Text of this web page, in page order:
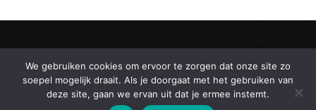
Over ons Contact
Algemene voorwaarden
We gebruiken cookies om ervoor te zorgen dat onze site zo
soepel mogelijk draait. Als je doorgaat met het gebruiken van
deze site, gaan we ervan uit dat je ermee instemt.